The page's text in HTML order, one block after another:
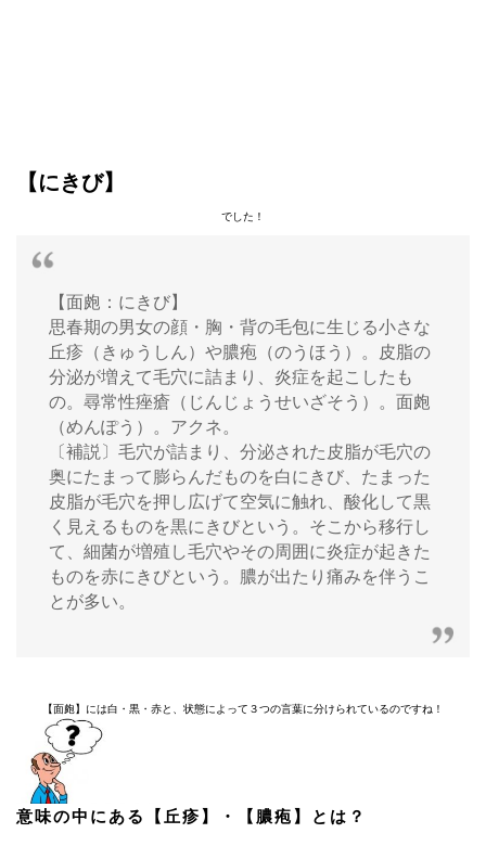
【にきび】
でした！
【面皰：にきび】
思春期の男女の顔・胸・背の毛包に生じる小さな
丘疹（きゅうしん）や膿疱（のうほう）。皮脂の
分泌が増えて毛穴に詰まり、炎症を起こしたも
の。尋常性痤瘡（じんじょうせいざそう）。面皰
（めんぽう）。アクネ。
〔補説〕毛穴が詰まり、分泌された皮脂が毛穴の
奥にたまって膨らんだものを白にきび、たまった
皮脂が毛穴を押し広げて空気に触れ、酸化して黒
く見えるものを黒にきびという。そこから移行し
て、細菌が増殖し毛穴やその周囲に炎症が起きた
ものを赤にきびという。膿が出たり痛みを伴うこ
とが多い。
【面皰】には白・黒・赤と、状態によって３つの言葉に分けられているのですね！
意味の中にある【丘疹】・【膿疱】とは？